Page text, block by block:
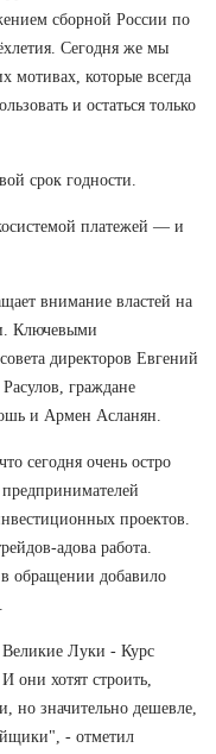
сборной России по
Сегодня же мы
мотивах, которые всегда
и остаться только
срок годности.
платежей — и
внимание властей на
Ключевыми
директоров Евгений
граждане
и Армен Асланян.
сегодня очень остро
проектов.
адова работа.
обращении добавило
Великие Луки - Курс
они хотят строить,
но значительно дешевле,
- отметил